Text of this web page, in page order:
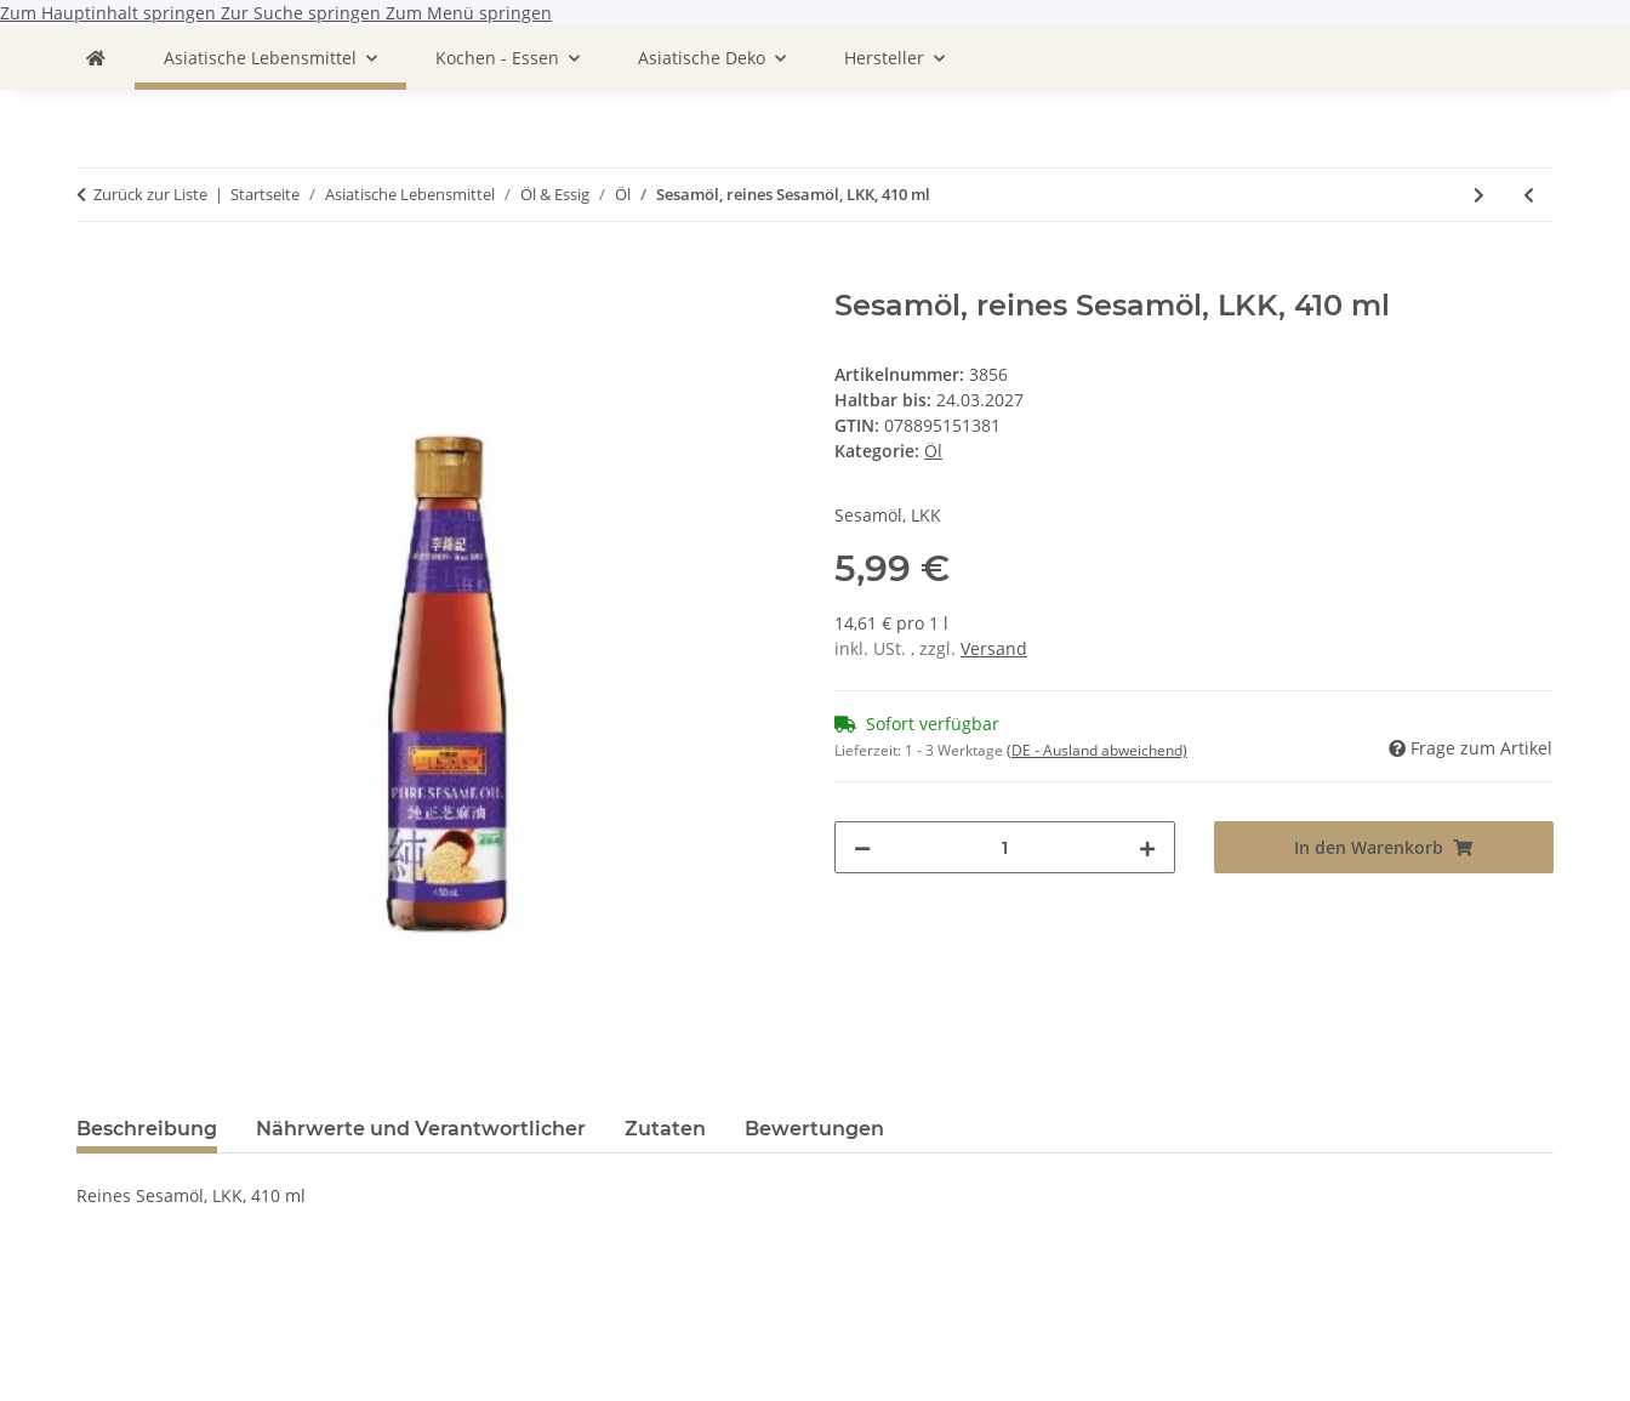
Zum Hauptinhalt springen Zur Suche springen Zum Menü springen
Asiatische Lebensmittel
Kochen - Essen Asiatische Deko Hersteller
Zurück zur Liste Startseite Asiatische Lebensmittel Öl & Essig Öl Sesamöl, reines Sesamöl, LKK, 410 ml
Sesamöl, reines Sesamöl, LKK, 410 ml
Artikelnummer: 3856
Haltbar bis: 24.03.2027
GTIN: 078895151381
Kategorie: Öl
Sesamöl, LKK
5,99 €
14,61 € pro 1 l
inkl. USt. , zzgl. Versand
Sofort verfügbar
Lieferzeit: 1 - 3 Werktage (DE - Ausland abweichend) Frage zum Artikel
In den Warenkorb
Beschreibung Nährwerte und Verantwortlicher Zutaten Bewertungen
Reines Sesamöl, LKK, 410 ml